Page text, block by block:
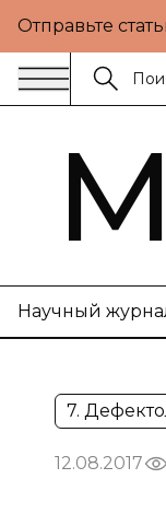
Отправьте
Научный
7.
12.08.2017